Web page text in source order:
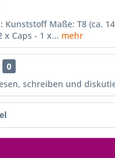
Kunststoff Maße: T8 (ca.
x Caps - 1 x... mehr
0
schreiben und